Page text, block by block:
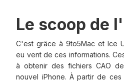
Le scoop de
C'est grâce à 9to5Mac et Ice
eu vent de ces informations.
à obtenir des fichiers CAO
nouvel iPhone. À partir de